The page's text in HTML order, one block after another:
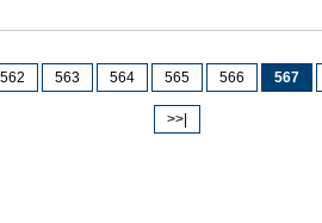
562 563 564 565 566 567
>>|